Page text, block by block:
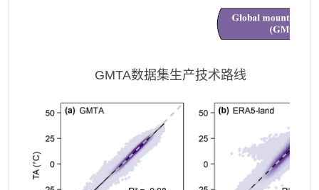
GMTA数据集生产技术路线